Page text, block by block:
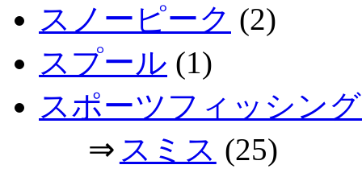
スノーピーク (2)
スプール (1)
スポーツフィッシン
⇒ スミス (25)